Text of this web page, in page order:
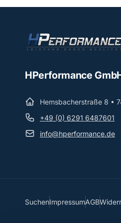
HPerformance
Hemsbacherstraße 8 •
+49 (0) 6291 6487601
info@hperformance.de
SuchenImpressumAGB